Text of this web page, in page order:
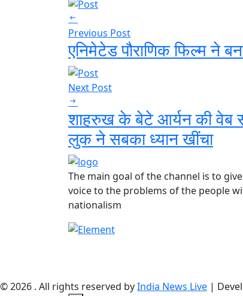
Previous Post
एनिमेटेड पौराणिक फिल्म ने
Next Post
शाहरुख के बेटे आर्यन की वेब
लुक ने सबका ध्यान खींचा
The main goal of the channel is to give
voice to the problems of the people
nationalism
© 2026 . All rights reserved byIndia News Live |